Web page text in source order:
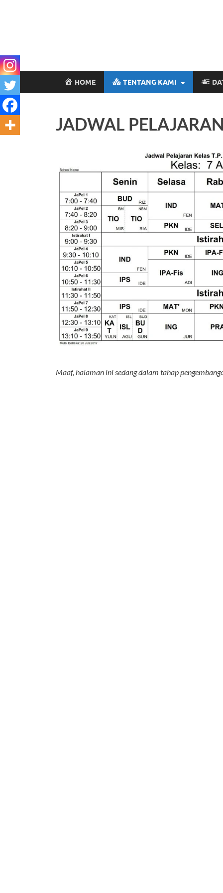
HOME TENTANG KAMI
JADWAL
Maaf, halaman ini sedang dalam tahap